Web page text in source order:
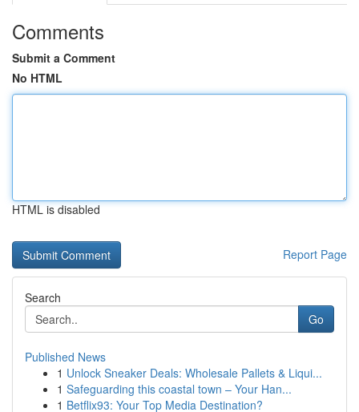
Comments
Submit a Comment
No HTML
HTML is disabled
Report Page
Search
Go
Published News
1 Unlock Sneaker Deals: Wholesale Pallets & Liqui...
1 Safeguarding this coastal town – Your Han...
1 Betflix93: Your Top Media Destination?